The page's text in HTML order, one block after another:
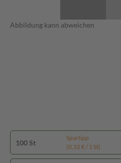
Abbildung kann abweichen
100 St
Spartipp
(0,32 € / 1 St)